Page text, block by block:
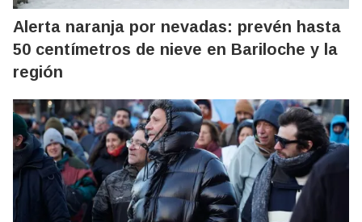
Alerta naranja por nevadas: prevén hasta
50 centímetros de nieve en Bariloche y la
región